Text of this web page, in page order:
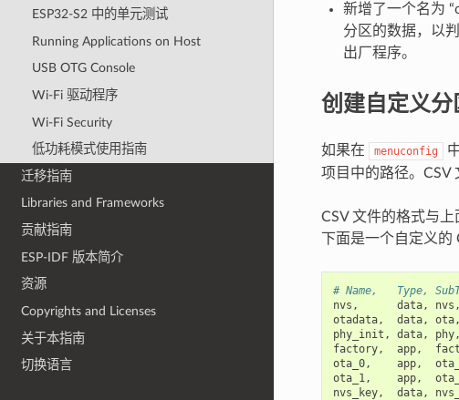
ESP32-S2 中的单元测试
Running Applications on Host
USB OTG Console
Wi-Fi 驱动程序
Wi-Fi Security
低功耗模式使用指南
迁移指南
Libraries and Frameworks
贡献指南
ESP-IDF 版本简介
资源
Copyrights and Licenses
关于本指南
切换语言
新增了一个名为
分区的数据，以
出厂程序。
创建自定义分
如果在 menuconfig
项目中的路径。CSV
CSV 文件的格式与
下面是一个自定义的
# Name,   Type,
nvs , data, nvs ,
otadata, data, ota,
phy_init , data, phy,
factory, app,
ota_0, app,
ota_1, app,
nvs_key, data,